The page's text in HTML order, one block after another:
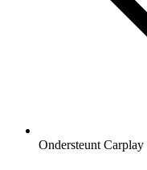
Ondersteunt